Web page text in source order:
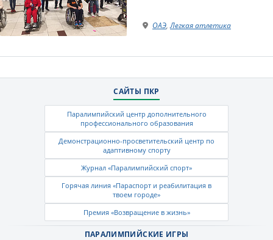
ОАЭ,Легкая атлетика
САЙТЫ ПКР
Паралимпийский центр дополнительного
профессионального образования
Демонстрационно-просветительский центр по
адаптивному спорту
Журнал «Паралимпийский спорт»
Горячая линия «Параспорт и реабилитация в
твоем городе»
Премия «Возвращение в жизнь»
ПАРАЛИМПИЙСКИЕ ИГРЫ